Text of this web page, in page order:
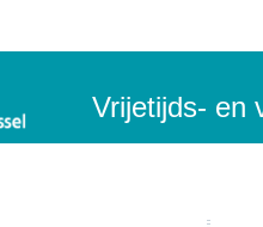
Vrijetijds- en